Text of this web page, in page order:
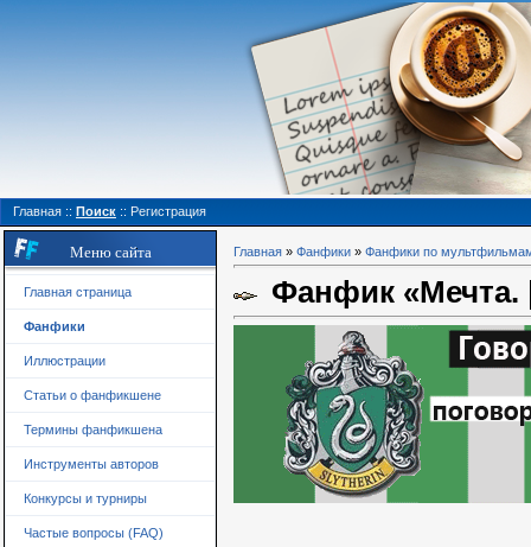
Главная :: Поиск :: Регистрация
Меню сайта
Главная страница
Фанфики
Иллюстрации
Статьи о фанфикшене
Термины фанфикшена
Инструменты авторов
Конкурсы и турниры
Частые вопросы (FAQ)
Главная » Фанфики » Фанфики по
Фанфик «Мечта.